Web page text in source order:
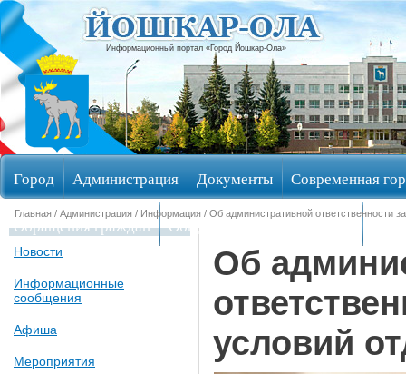
Информационный портал «Город Йошкар-Ола»
Город Администрация Документы Современная
Обращения граждан Общественные обсуждения
Главная / Администрация / Информация / Об административной ответственности
Новости
Информационные
сообщения
Афиша
Мероприятия
Об
условий